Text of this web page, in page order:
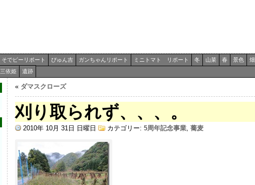
そでピーリポート ぴゅん吉 ガンちゃんリポート ミニトマト リポート 冬 山菜 春 景色 畑
三依姫 遺跡
« ダマスクローズ
刈り取られず、、、。
2010年 10月 31日 日曜日 カテゴリー: 5周年記念事業, 蕎麦